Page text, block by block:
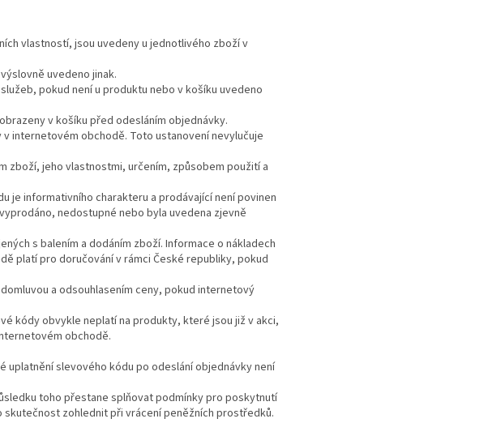
vlastností, jsou uvedeny u jednotlivého zboží v
uvedeno jinak.
pokud není u produktu nebo v košíku uvedeno
v košíku před odesláním objednávky.
internetovém obchodě. Toto ustanovení nevylučuje
zboží, jeho vlastnostmi, určením, způsobem použití a
je informativního charakteru a prodávající není povinen
nedostupné nebo byla uvedena zjevně
s balením a dodáním zboží. Informace o nákladech
platí pro doručování v rámci České republiky, pokud
a odsouhlasením ceny, pokud internetový
kódy obvykle neplatí na produkty, které jsou již v akci,
obchodě.
uplatnění slevového kódu po odeslání objednávky není
toho přestane splňovat podmínky pro poskytnutí
zohlednit při vrácení peněžních prostředků.